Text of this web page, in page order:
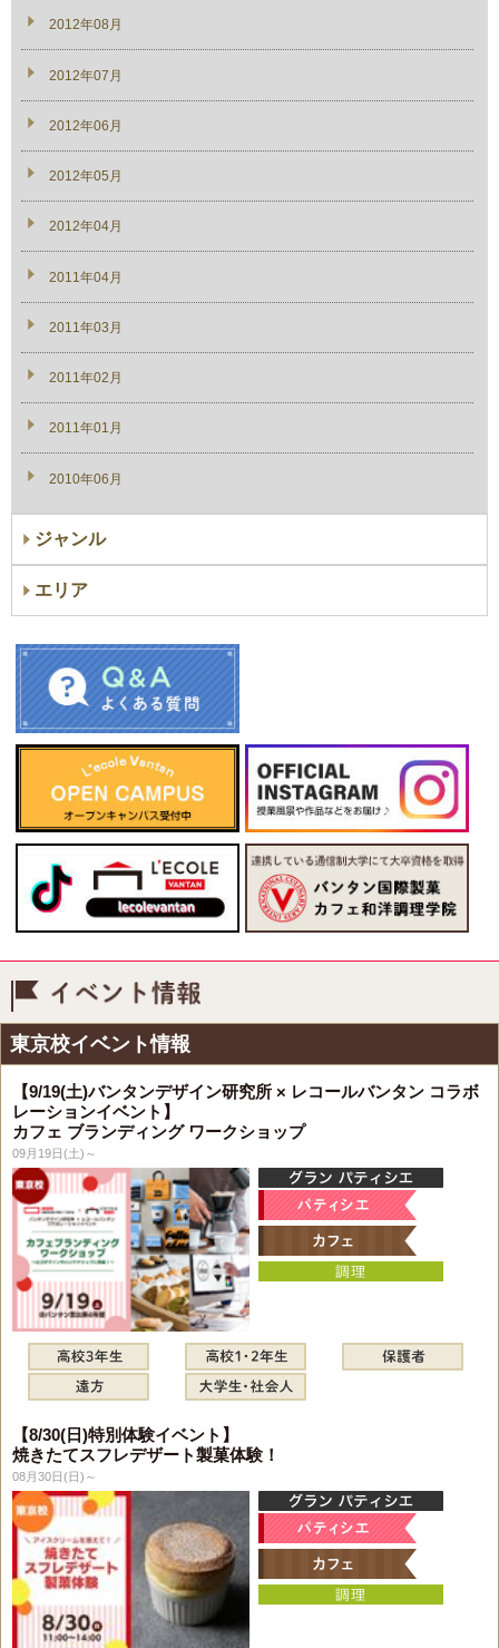
2012年08月
2012年07月
2012年06月
2012年05月
2012年04月
2011年04月
2011年03月
2011年02月
2011年01月
2010年06月
ジャンル
エリア
東京校イベント情報
【9/19(土)バンタンデザイン研究所 × レコールバンタン コラボ
レーションイベント】
カフェ ブランディング ワークショップ
09月19日(土)～
【8/30(日)特別体験イベント】
焼きたてスフレデザート製菓体験！
08月30日(日)～